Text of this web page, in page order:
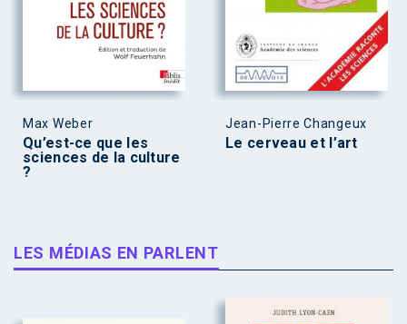
Max Weber
Qu’est-ce que les
sciences de la culture
?
Jean-Pierre Changeux
Le cerveau et l’art
LES MÉDIAS EN PARLENT